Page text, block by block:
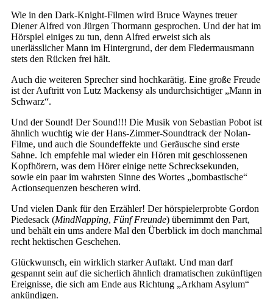
Wie in den Dark-Knight-Filmen wird Bruce Waynes treuer
Diener Alfred von Jürgen Thormann gesprochen. Und der hat im
Hörspiel einiges zu tun, denn Alfred erweist sich als
unerlässlicher Mann im Hintergrund, der dem Fledermausmann
stets den Rücken frei hält.
Auch die weiteren Sprecher sind hochkarätig. Eine große Freude
ist der Auftritt von Lutz Mackensy als undurchsichtiger „Mann in
Schwarz“.
Und der Sound! Der Sound!!! Die Musik von Sebastian Pobot ist
ähnlich wuchtig wie der Hans-Zimmer-Soundtrack der Nolan-
Filme, und auch die Soundeffekte und Geräusche sind erste
Sahne. Ich empfehle mal wieder ein Hören mit geschlossenen
Kopfhörern, was dem Hörer einige nette Schrecksekunden,
sowie ein paar im wahrsten Sinne des Wortes „bombastische“
Actionsequenzen bescheren wird.
Und vielen Dank für den Erzähler! Der hörspielerprobte Gordon
Piedesack (MindNapping, Fünf Freunde) übernimmt den Part,
und behält ein ums andere Mal den Überblick im doch manchmal
recht hektischen Geschehen.
Glückwunsch, ein wirklich starker Auftakt. Und man darf
gespannt sein auf die sicherlich ähnlich dramatischen zukünftigen
Ereignisse, die sich am Ende aus Richtung „Arkham Asylum“
ankündigen.